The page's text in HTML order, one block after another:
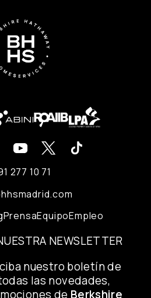
277 10 71
PrensaEquipoEmpleo
NEWSLETTER
nuestro boletín de
las novedades,
de Berkshire